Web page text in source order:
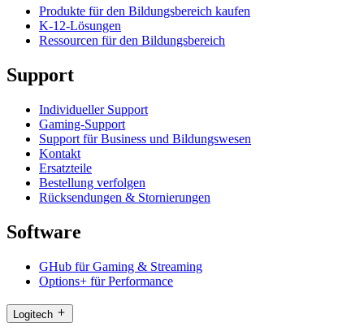
Produkte für den Bildungsbereich kaufen
K-12-Lösungen
Ressourcen für den Bildungsbereich
Support
Individueller Support
Gaming-Support
Support für Business und Bildungswesen
Kontakt
Ersatzteile
Bestellung verfolgen
Rücksendungen & Stornierungen
Software
GHub für Gaming & Streaming
Options+ für Performance
Logitech